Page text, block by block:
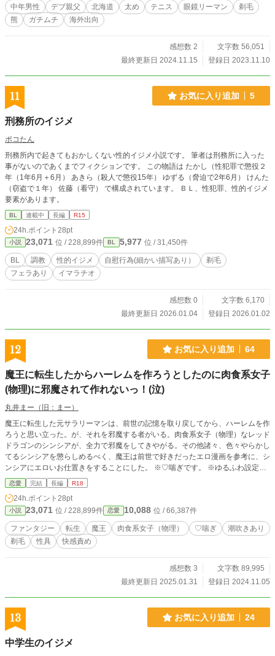
中年男性 デブ親父 北海道 太め テニス 眼鏡リーマン
剃毛
熊
ガチムチ 海外出向
感想数 2
文字数 56,051
最終更新日 2024.11.15
登録日 2023.11.10
11 お気に入り追加 5
刑務所のイジメ
ポコたん
刑務所内で起きてもおかしくない性的イジメ小説です。 筆者は刑務所に入った
事がないのであくまでフィクションです。 この物語は たかし（性犯罪で懲役２
年（1年6月＋6月） あきら（殺人で懲役15年） ゆずる（脅迫で2年6月） けんた
（窃盗で１年） 佐藤（看守） で構成されています。 ＢＬ、性犯罪、性的イジメ
要素があります。
BL 連載中 長編 R15
24h.ポイント 28pt
小説 23,071 位 / 228,899件 BL 5,977 位 / 31,450件
BL 調教 性的イジメ 自慰行為(細かい描写あり）
剃毛
フェラあり
イマラチオ
感想数 0
文字数 6,170
最終更新日 2026.01.04
登録日 2026.01.02
12 お気に入り追加 64
魔王に転生したからハーレムを作ろうとしたのに肉食系女子
(物理)に邪魔されて作れないっ！(泣)
丸井まー（旧：まー）
魔王に転生した元サラリーマンは、前世の記憶を取り戻してから、ハーレムを作
ろうと思い立った。が、それを邪魔する者がいる。肉食系女子（物理）なレッド
ドラゴンのシンシアが、全力で邪魔をしてきやがる。その他諸々、色々やらかし
てるシンシアを懲らしめるべく、魔王は前世で好きだったエロ漫画を参考に、シ
ンシアにエロいお仕置きをすることにした。 ※♡喘ぎです。 ※ゆるふわ設定で
すので、広い心でお読みいただけますと幸いです。 ※ノクターンノベルズさん
でも公開しております。
恋愛 完結 長編 R18
24h.ポイント 28pt
小説 23,071 位 / 228,899件 恋愛 10,088 位 / 66,387件
ファンタジー 転生 魔王 肉食系女子（物理） ♡喘ぎ
潮吹きあり
剃毛
性具 快感責め
感想数 3
文字数 89,995
最終更新日 2025.01.31
登録日 2024.11.05
13 お気に入り追加 24
中学生のイジメ